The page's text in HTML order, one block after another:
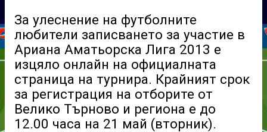
За улеснение на футболните
любители записването за участие в
Ариана Аматьорска Лига 2013 е
изцяло онлайн на официалната
страница на турнира. Крайният срок
за регистрация на отборите от
Велико Търново и региона е до
12.00 часа на 21 май (вторник).